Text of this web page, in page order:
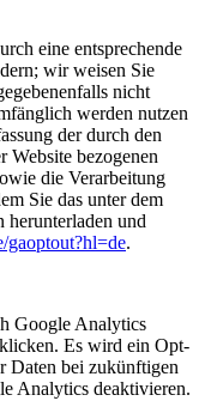
eine entsprechende
wir weisen Sie
nicht
werden nutzen
der durch den
Website bezogenen
die Verarbeitung
Sie das unter dem
und
gaoptout?hl=de.
Google Analytics
Es wird ein Opt-
Daten bei zukünftigen
Analytics deaktivieren.